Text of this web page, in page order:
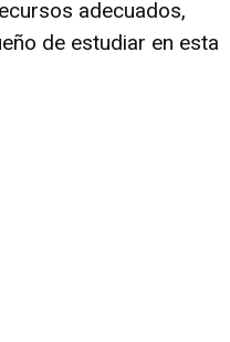
adecuados,
de estudiar en esta